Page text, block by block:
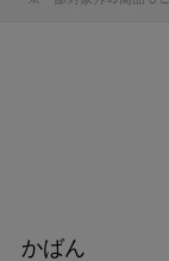
かばん